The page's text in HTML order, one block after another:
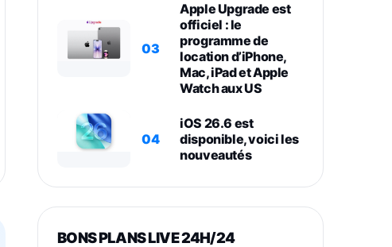
03
Apple Upgrade est
officiel : le
programme de
location d’iPhone,
Mac, iPad et Apple
Watch aux US
04
iOS 26.6 est
disponible, voici les
nouveautés
BONS PLANS LIVE 24H/24